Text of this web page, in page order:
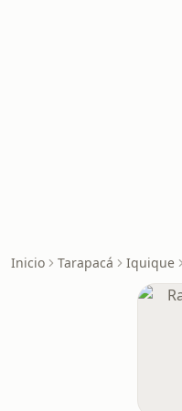
Inicio Tarapacá Iquique